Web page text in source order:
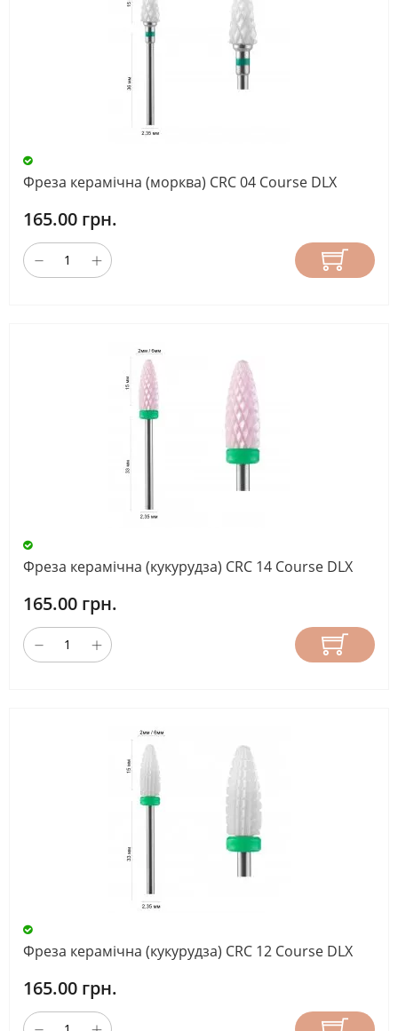
Фреза керамічна (морква) CRC 04 Course DLX
165.00 грн.
Фреза керамічна (кукурудза) CRC 14 Course DLX
165.00 грн.
Фреза керамічна (кукурудза) CRC 12 Course DLX
165.00 грн.